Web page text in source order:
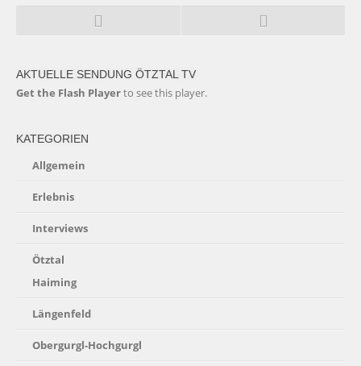
AKTUELLE SENDUNG ÖTZTAL TV
Get the Flash Playerto see this player.
KATEGORIEN
Allgemein
Erlebnis
Interviews
Ötztal
Haiming
Längenfeld
Obergurgl-Hochgurgl